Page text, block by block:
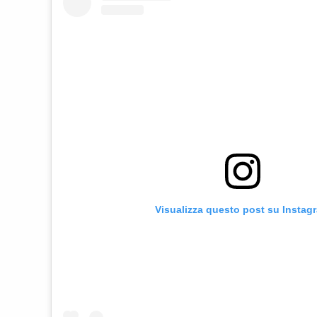
Visualizza questo post su